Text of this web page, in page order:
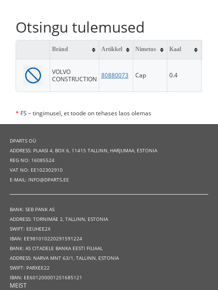
Otsingu tulemused
Bränd Artikkel Nimetus Kaal
VOLVO
CONSTRUCTION 80880073 Cap 0.4
* FS – tingimusel, et toode on tehases laos olemas
DPARTS OÜ
ADDRESS: PLAASI 4, BOX 6, 11415 TALLINN, HARJUMAA, ESTONIA
REG NO: 16085524
VAT NO: EE102302910
E-MAIL: INFO@DPARTS.EE
BANK: SEB PANK AS
ADDRESS: TORNIMÄE 2, TALLINN, ESTONIA
SWIFT: EEUHEE2X
IBAN: EE981010220291591224
BANK: AS CITADELE BANKA EESTI FILIAAL
ADDRESS: NARVA MNT 63/1, TALLINN, ESTONIA
SWIFT: PARXEE22
IBAN: EE601200001251685121
MEIST